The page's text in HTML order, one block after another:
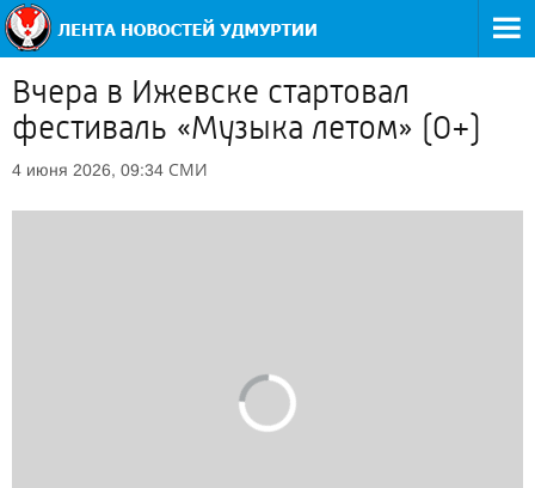
Вчера в Ижевске стартовал
фестиваль «Музыка летом» (0+)
4 июня 2026, 09:34 СМИ